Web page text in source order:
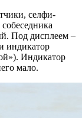
селфи-
Под дисплеем –
индикатор
Индикатор
мало.